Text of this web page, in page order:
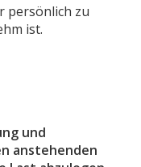
persönlich zu
ist.
und
anstehenden